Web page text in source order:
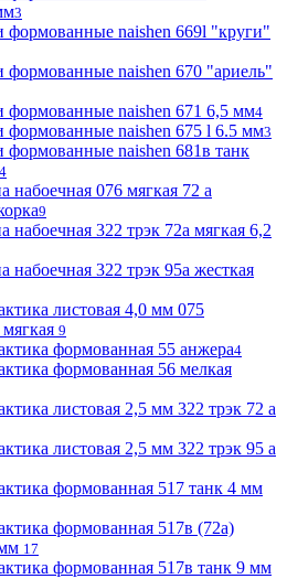
3
формованные naishen 669l "круги"
формованные naishen 670 "ариель"
формованные naishen 671 6,5 мм4
формованные naishen 675 l 6.5 мм3
формованные naishen 681в танк
4
набоечная 076 мягкая 72 а
9
набоечная 322 трэк 72а мягкая 6,2
набоечная 322 трэк 95а жесткая
листовая 4,0 мм 075
9
формованная 55 анжера4
формованная 56 мелкая
листовая 2,5 мм 322 трэк 72 а
листовая 2,5 мм 322 трэк 95 а
формованная 517 танк 4 мм
формованная 517в (72a)
17
формованная 517в танк 9 мм